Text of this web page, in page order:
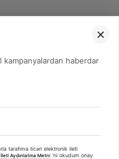
08 08
kampanyalardan haberdar
tarafıma ticari elektronik ileti
Aydınlatma Metni 'ni okudum onay